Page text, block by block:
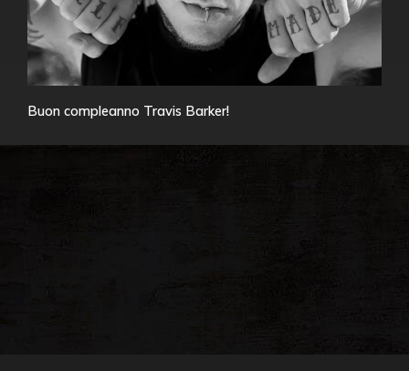
Buon compleanno Travis Barker!